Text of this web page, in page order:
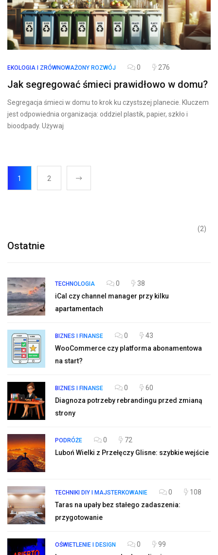
EKOLOGIA I ZRÓWNOWAŻONY ROZWÓJ 0 276
Jak segregować śmieci prawidłowo w domu?
Segregacja śmieci w domu to krok ku czystszej planecie. Kluczem
jest odpowiednia organizacja: oddziel plastik, papier, szkło i
bioodpady. Używaj
1 2
Ostatnie
TECHNOLOGIA 0
38
iCal czy channel manager przy kilku
apartamentach
BIZNES I FINANSE 0
43
WooCommerce czy platforma abonamentowa
na start?
BIZNES I FINANSE 0
60
Diagnoza potrzeby rebrandingu przed zmianą
strony
PODRÓŻE 0
72
Luboń Wielki z Przełęczy Glisne: szybkie wejście
TECHNIKI DIY I MAJSTERKOWANIE 0
108
Taras na upały bez stałego zadaszenia:
przygotowanie
OŚWIETLENIE I DESIGN 0
99
(2)